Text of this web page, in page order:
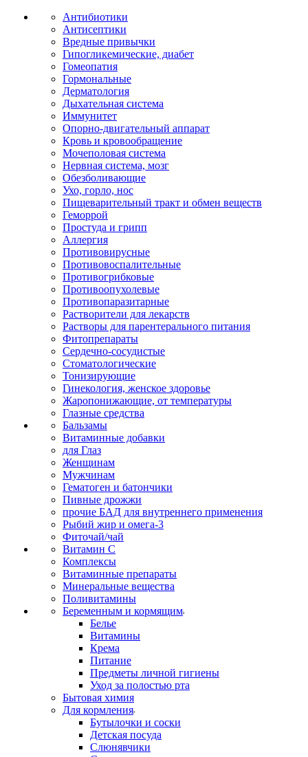
Антибиотики
Антисептики
Вредные привычки
Гипогликемические, диабет
Гомеопатия
Гормональные
Дерматология
Дыхательная система
Иммунитет
Опорно-двигательный аппарат
Кровь и кровообращение
Мочеполовая система
Нервная система, мозг
Обезболивающие
Ухо, горло, нос
Пищеварительный тракт и обмен веществ
Геморрой
Простуда и грипп
Аллергия
Противовирусные
Противовоспалительные
Противогрибковые
Противоопухолевые
Противопаразитарные
Растворители для лекарств
Растворы для парентерального питания
Фитопрепараты
Сердечно-сосудистые
Стоматологические
Тонизирующие
Гинекология, женское здоровье
Жаропонижающие, от температуры
Глазные средства
Бальзамы
Витаминные добавки
для Глаз
Женщинам
Мужчинам
Гематоген и батончики
Пивные дрожжи
прочие БАД для внутреннего применения
Рыбий жир и омега-3
Фиточай/чай
Витамин С
Комплексы
Витаминные препараты
Минеральные вещества
Поливитамины
Беременным и кормящим
Белье
Витамины
Крема
Питание
Предметы личной гигиены
Уход за полостью рта
Бытовая химия
Для кормления
Бутылочки и соски
Детская посуда
Слюнявчики